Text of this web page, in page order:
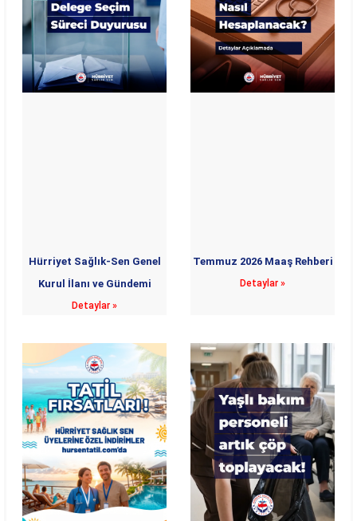
Hürriyet Sağlık-Sen Genel
Kurul İlanı ve Gündemi
Detaylar »
Temmuz 2026 Maaş Rehberi
Detaylar »